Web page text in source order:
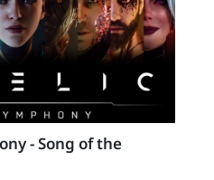
- Song of the